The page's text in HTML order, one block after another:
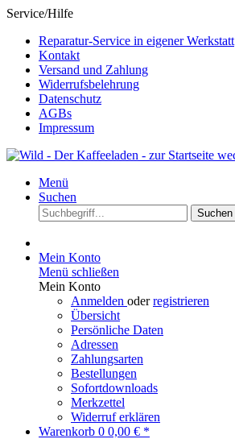
Service/Hilfe
Reparatur-Service in eigener Werkstatt
Kontakt
Versand und Zahlung
Widerrufsbelehrung
Datenschutz
AGBs
Impressum
Menü
Suchen
Suchen
Mein Konto
Menü schließen
Mein Konto
Anmelden oderregistrieren
Übersicht
Persönliche Daten
Adressen
Zahlungsarten
Bestellungen
Sofortdownloads
Merkzettel
Widerruf erklären
Warenkorb 0 0,00 € *